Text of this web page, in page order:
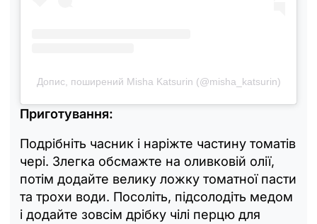
Допис, поширений Misha Katsurin (@misha_katsurin)
Приготування:
Подрібніть часник і наріжте частину томатів
чері. Злегка обсмажте на оливковій олії,
потім додайте велику ложку томатної пасти
та трохи води. Посоліть, підсолодіть медом
і додайте зовсім дрібку чілі перцю для